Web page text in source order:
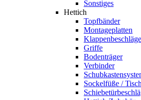
Sonstiges
Hettich
Topfbänder
Montageplatten
Klappenbeschläge
Griffe
Bodenträger
Verbinder
Sockelfüße /